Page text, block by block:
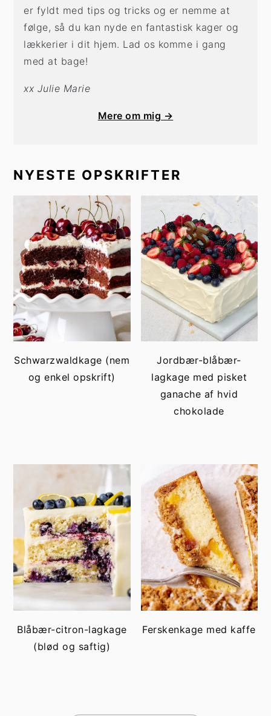
er fyldt med tips og tricks og er nemme at
følge, så du kan nyde en fantastisk kager og
lækkerier i dit hjem. Lad os komme i gang
med at bage!
xx Julie Marie
Mere om mig →
NYESTE OPSKRIFTER
Schwarzwaldkage (nem
og enkel opskrift)
Jordbær-blåbær-
lagkage med pisket
ganache af hvid
chokolade
Blåbær-citron-lagkage
(blød og saftig)
Ferskenkage med kaffe